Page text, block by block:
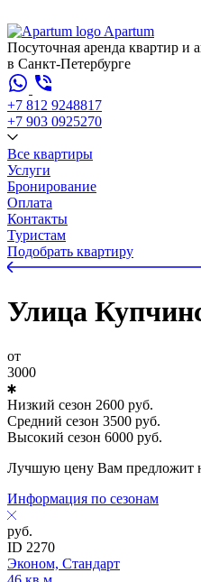
Apartum
Посуточная аренда квартир и
в Санкт-Петербурге
+7 812 9248817
+7 903 0925270
Все квартиры
Услуги
Бронирование
Оплата
Контакты
Туристам
Подобрать квартиру
Улица
от
3000
Низкий сезон 2600 руб.
Средний сезон 3500 руб.
Высокий сезон 6000 руб.
Лучшую цену Вам предложит
Информация по сезонам
руб.
ID 2270
Эконом, Стандарт